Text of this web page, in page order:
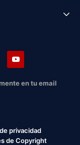
en tu email
privacidad
de Copyright